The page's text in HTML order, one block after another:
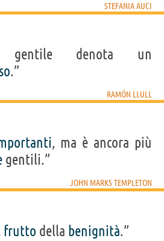
STEFANIA AUCI
denota un
.”
RAMÓN LLULL
, ma è ancora più
gentili.”
JOHN MARKS TEMPLETON
frutto della benignità.”